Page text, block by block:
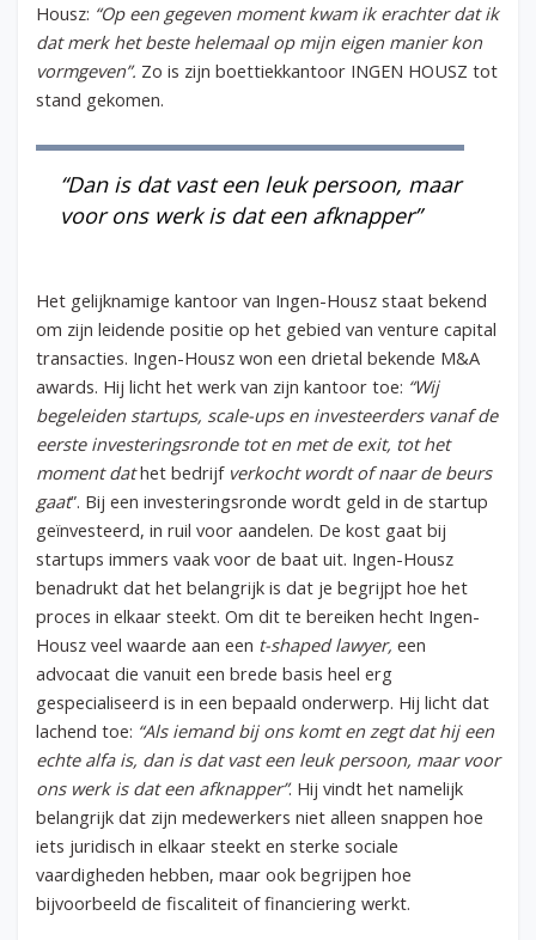
Housz: “Op een gegeven moment kwam ik erachter dat ik
dat merk het beste helemaal op mijn eigen manier kon
vormgeven”. Zo is zijn boettiekkantoor INGEN HOUSZ tot
stand gekomen.
“Dan is dat vast een leuk persoon, maar
voor ons werk is dat een afknapper”
Het gelijknamige kantoor van Ingen-Housz staat bekend
om zijn leidende positie op het gebied van venture capital
transacties. Ingen-Housz won een drietal bekende M&A
awards. Hij licht het werk van zijn kantoor toe: “Wij
begeleiden startups, scale-ups en investeerders vanaf de
eerste investeringsronde tot en met de exit, tot het
moment dathet bedrijf verkocht wordt of naar de beurs
gaat”. Bij een investeringsronde wordt geld in de startup
geïnvesteerd, in ruil voor aandelen. De kost gaat bij
startups immers vaak voor de baat uit. Ingen-Housz
benadrukt dat het belangrijk is dat je begrijpt hoe het
proces in elkaar steekt. Om dit te bereiken hecht Ingen-
Housz veel waarde aan een t-shaped lawyer, een
advocaat die vanuit een brede basis heel erg
gespecialiseerd is in een bepaald onderwerp. Hij licht dat
lachend toe: “Als iemand bij ons komt en zegt dat hij een
echte alfa is, dan is dat vast een leuk persoon, maar voor
ons werk is dat een afknapper”. Hij vindt het namelijk
belangrijk dat zijn medewerkers niet alleen snappen hoe
iets juridisch in elkaar steekt en sterke sociale
vaardigheden hebben, maar ook begrijpen hoe
bijvoorbeeld de fiscaliteit of financiering werkt.